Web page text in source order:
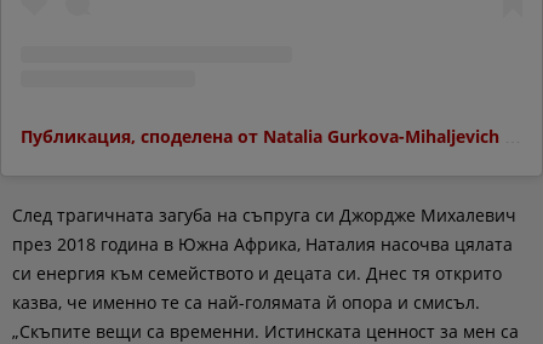
След трагичната загуба на съпруга си Джордже Михалевич
през 2018 година в Южна Африка, Наталия насочва цялата
си енергия към семейството и децата си. Днес тя открито
казва, че именно те са най-голямата й опора и смисъл.
„Скъпите вещи са временни. Истинската ценност за мен са